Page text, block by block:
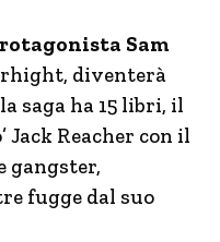
Sam
diventerà
saga ha 15 libri, il
Jack Reacher con il
gangster,
fugge dal suo